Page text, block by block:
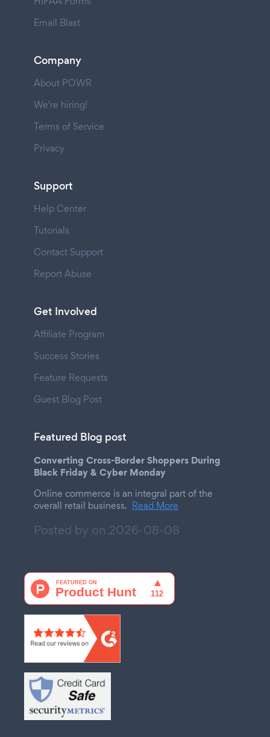
Email Blast
Company
About POWR
We're hiring!
Terms of Service
Privacy
Support
Help Center
Tutorials
Contact Support
Report Abuse
Get Involved
Affiliate Program
Success Stories
Feature Requests
Guest Blog Post
Featured Blog post
Converting Cross-Border Shoppers During
Black Friday & Cyber Monday
Online commerce is an integral part of the
overall retail business. Read More
Posted by on 2026-08-08